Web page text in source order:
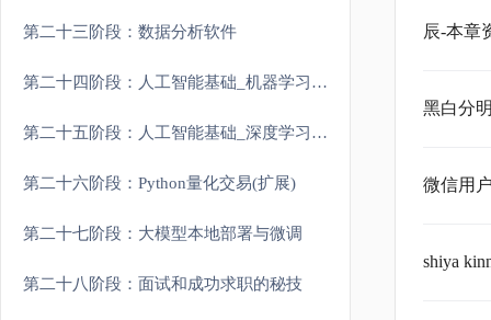
第二十三阶段：数据分析软件
第二十四阶段：人工智能基础_机器学习理论与实战
第二十五阶段：人工智能基础_深度学习理论与实战
第二十六阶段：Python量化交易(扩展)
第二十七阶段：大模型本地部署与微调
第二十八阶段：面试和成功求职的秘技
辰-本章
黑白分
微信用
shiya